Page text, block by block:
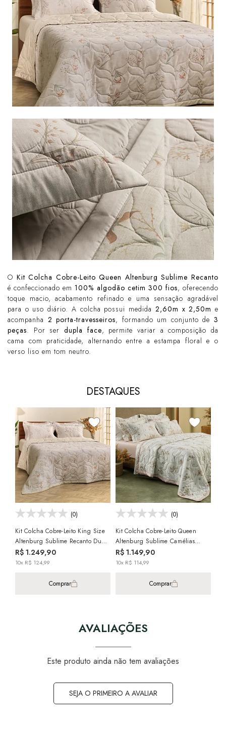
O Kit Colcha Cobre-Leito Queen Altenburg Sublime Recanto
é confeccionado em100% algodão cetim 300 fios, oferecendo
toque macio, acabamento refinado e uma sensação agradável
para o uso diário. A colcha possui medida 2,60m x 2,50m e
acompanha 2 porta-travesseiros, formando um conjunto de3
peças. Por ser dupla face, permite variar a composição da
cama com praticidade, alternando entre a estampa floral e o
verso liso em tom neutro.
DESTAQUES
(0)
Kit Colcha Cobre-Leito King Size
Altenburg Sublime Recanto Dupla
Face 100% Algodão Cetim 300
Fios (3 Peças)
R$ 1.249,90
10x R$ 124,99
Comprar
(0)
Kit Colcha Cobre-Leito Queen
Altenburg Sublime Camélias
Dupla Face 100% Algodão Cetim
300 Fios (3 Peças)
R$ 1.149,90
10x R$ 114,99
Comprar
AVALIAÇÕES
Este produto ainda não tem avaliações
SEJA O PRIMEIRO A AVALIAR